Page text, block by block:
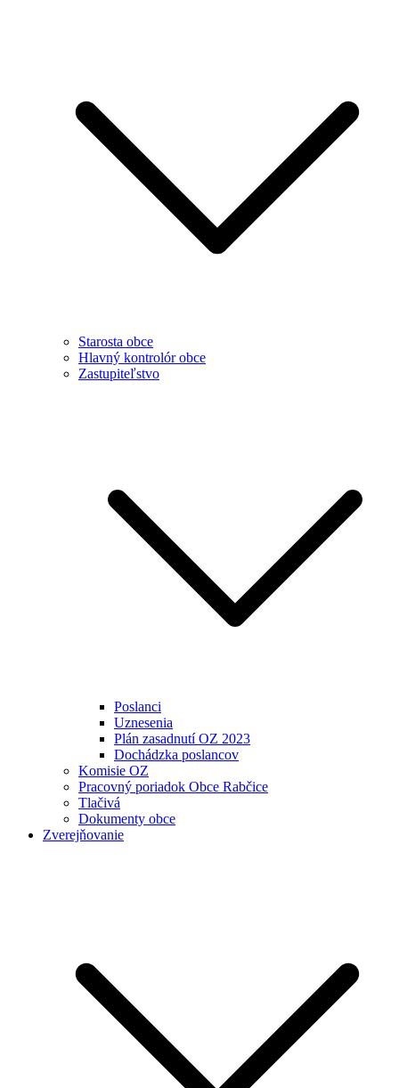
Starosta obce
Hlavný kontrolór obce
Zastupiteľstvo
Poslanci
Uznesenia
Plán zasadnutí OZ 2023
Dochádzka poslancov
Komisie OZ
Pracovný poriadok Obce Rabčice
Tlačivá
Dokumenty obce
Zverejňovanie